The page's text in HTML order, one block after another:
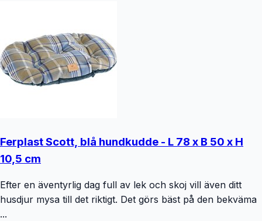
Ferplast Scott, blå hundkudde - L 78 x B 50 x H
10,5 cm
Efter en äventyrlig dag full av lek och skoj vill även ditt
husdjur mysa till det riktigt. Det görs bäst på den bekväma
...